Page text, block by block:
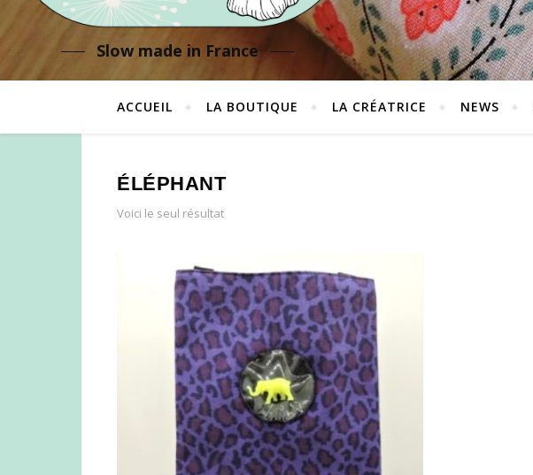
Slow made in France
ACCUEIL LA BOUTIQUE LA CRÉATRICE NEWS
ÉLÉPHANT
Voici le seul résultat